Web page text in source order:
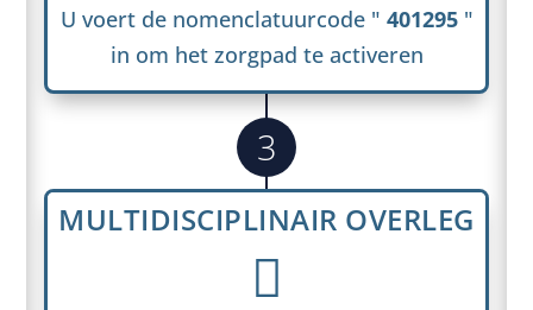
U voert de nomenclatuurcode " 401295"
in om het zorgpad te activeren
3
MULTIDISCIPLINAIR OVERLEG
